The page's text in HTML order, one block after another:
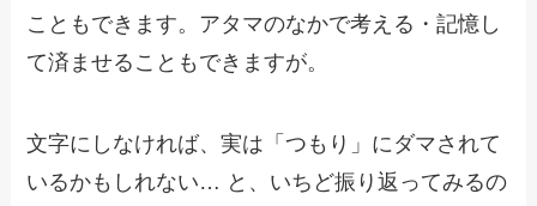
こともできます。アタマのなかで考える・記憶し
て済ませることもできますが。
文字にしなければ、実は「つもり」にダマされて
いるかもしれない… と、いちど振り返ってみるの